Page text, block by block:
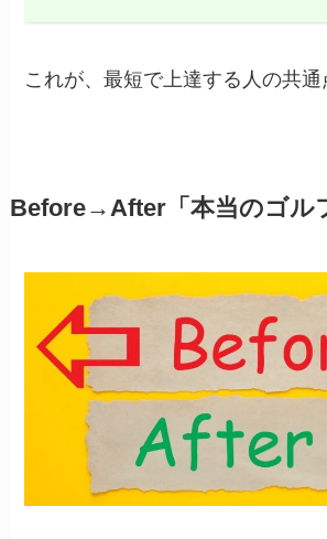
これが、最短で上達する人の共通
Before→After「本当のゴル